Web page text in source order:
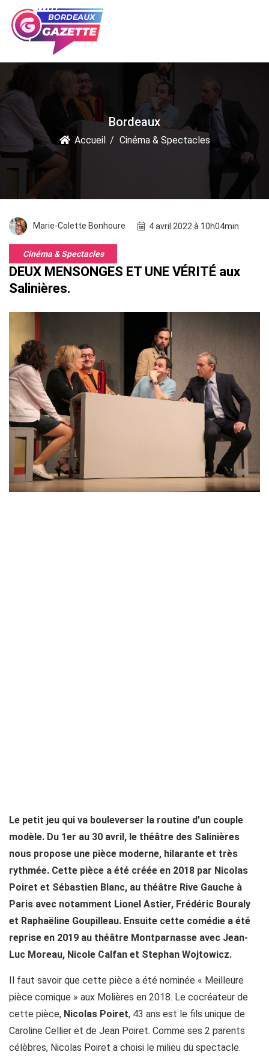
Bordeaux
Accueil Cinéma & Spectacles
Marie-Colette Bonhoure 4 avril 2022 à 10h04min
Cinéma & Spectacles
DEUX MENSONGES ET UNE VÉRITÉ aux
Salinières.
Le petit jeu qui va bouleverser la routine d’un couple
modèle. Du 1er au 30 avril, le théâtre des Salinières
nous propose une pièce moderne, hilarante et très
rythmée. Cette pièce a été créée en 2018 par Nicolas
Poiret et Sébastien Blanc, au théâtre Rive Gauche à
Paris avec notamment Lionel Astier, Frédéric Bouraly
et Raphaëline Goupilleau. Ensuite cette comédie a été
reprise en 2019 au théâtre Montparnasse avec Jean-
Luc Moreau, Nicole Calfan et Stephan Wojtowicz.
Il faut savoir que cette pièce a été nominée « Meilleure
pièce comique » aux Molières en 2018. Le cocréateur de
cette pièce, Nicolas Poiret, 43 ans est le fils unique de
Caroline Cellier et de Jean Poiret. Comme ses 2 parents
célèbres, Nicolas Poiret a choisi le milieu du spectacle.